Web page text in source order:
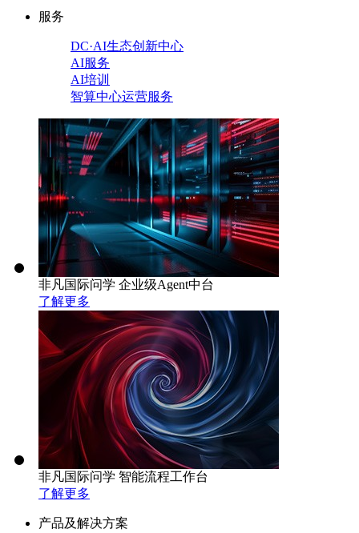
服务
DC·AI生态创新中心
AI服务
AI培训
智算中心运营服务
非凡国际问学 企业级Agent中台
了解更多
非凡国际问学 智能流程工作台
了解更多
产品及解决方案